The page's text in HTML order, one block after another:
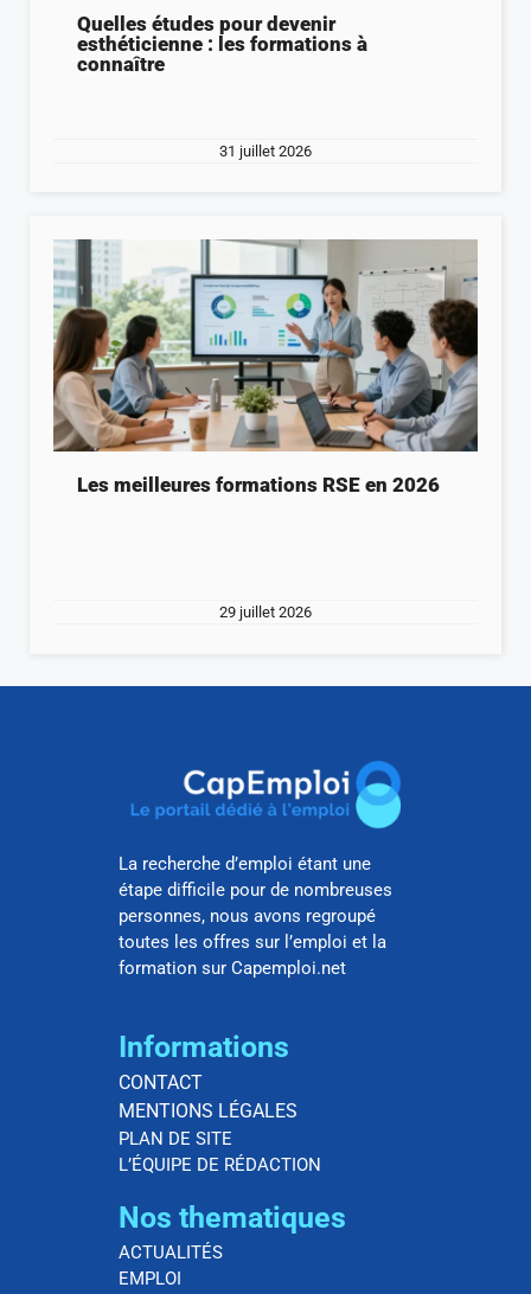
Quelles études pour devenir
esthéticienne : les formations à
connaître
31 juillet 2026
Les meilleures formations RSE en 2026
29 juillet 2026
La recherche d’emploi étant une
étape difficile pour de nombreuses
personnes, nous avons regroupé
toutes les offres sur l’emploi et la
formation sur Capemploi.net
Informations
CONTACT
MENTIONS LÉGALES
PLAN DE SITE
L’ÉQUIPE DE RÉDACTION
Nos thematiques
ACTUALITÉS
EMPLOI